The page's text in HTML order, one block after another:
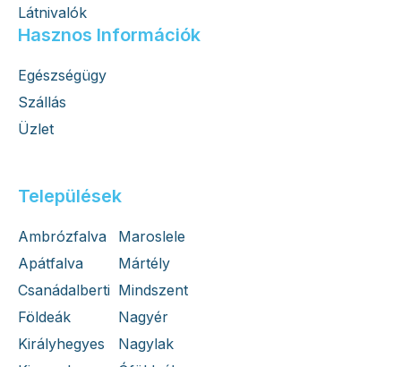
Látnivalók
Hasznos Információk
Egészségügy
Szállás
Üzlet
Települések
Ambrózfalva
Apátfalva
Csanádalberti
Földeák
Királyhegyes
Maroslele
Mártély
Mindszent
Nagyér
Nagylak